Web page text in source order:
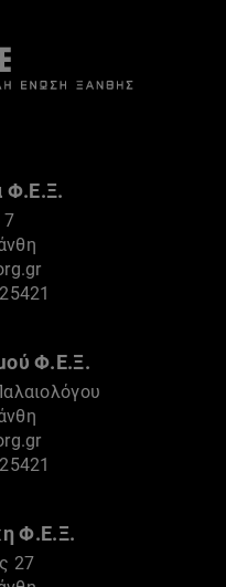
Φ.Ε.Ξ.
7
Φ.Ε.Ξ.
Φ.Ε.Ξ.
27